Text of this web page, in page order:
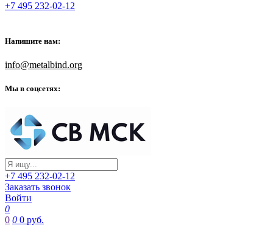
+7 495 232-02-12
Напишите нам:
info@metalbind.org
Мы в соцсетях:
+7 495 232-02-12
Заказать звонок
Войти
0
0 0 0 руб.